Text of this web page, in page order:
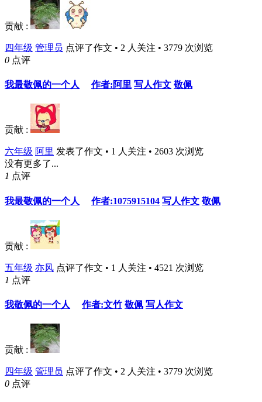
贡献 :
四年级 管理员 点评了作文 • 2 人关注 • 3779 次浏览
0 点评
我最敬佩的一个人 作者:阿里 写人作文 敬佩
贡献 :
六年级 阿里 发表了作文 • 1 人关注 • 2603 次浏览
没有更多了...
1 点评
我最敬佩的一个人 作者:1075915104 写人作文 敬佩
贡献 :
五年级 亦风 点评了作文 • 1 人关注 • 4521 次浏览
1 点评
我敬佩的一个人 作者:文竹 敬佩 写人作文
贡献 :
四年级 管理员 点评了作文 • 2 人关注 • 3779 次浏览
0 点评